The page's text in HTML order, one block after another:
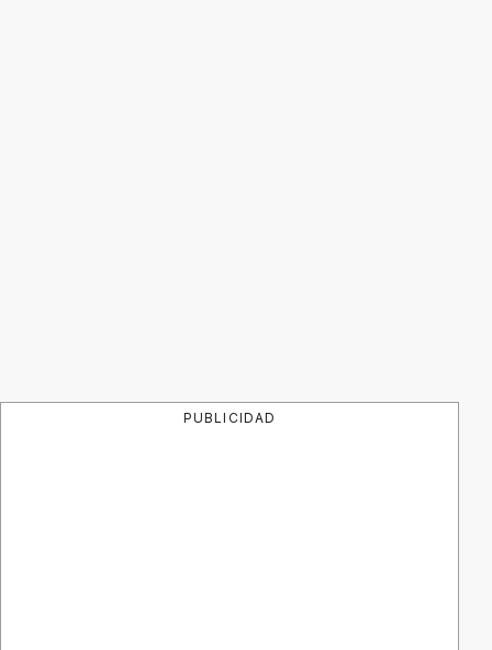
PUBLICIDAD